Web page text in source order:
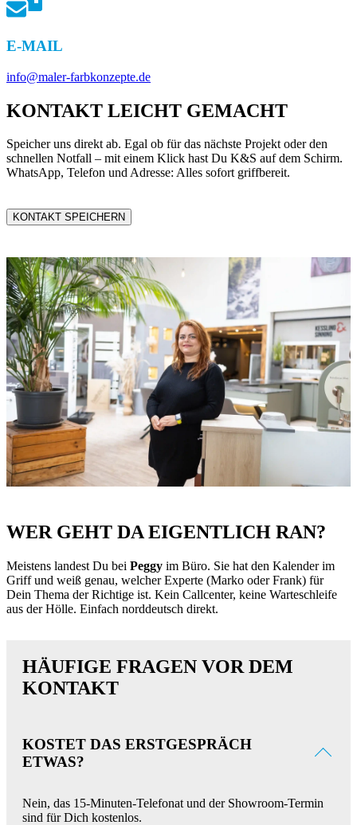
E-MAIL
info@maler-farbkonzepte.de
KONTAKT LEICHT GEMACHT
Speicher uns direkt ab. Egal ob für das nächste Projekt oder den
schnellen Notfall – mit einem Klick hast Du K&S auf dem Schirm.
WhatsApp, Telefon und Adresse: Alles sofort griffbereit.
KONTAKT SPEICHERN
WER GEHT DA EIGENTLICH RAN?
Meistens landest Du bei Peggy im Büro. Sie hat den Kalender im
Griff und weiß genau, welcher Experte (Marko oder Frank) für
Dein Thema der Richtige ist. Kein Callcenter, keine Warteschleife
aus der Hölle. Einfach norddeutsch direkt.
HÄUFIGE FRAGEN VOR DEM
KONTAKT
KOSTET DAS ERSTGESPRÄCH
ETWAS?
Nein, das 15-Minuten-Telefonat und der Showroom-Termin
sind für Dich kostenlos.